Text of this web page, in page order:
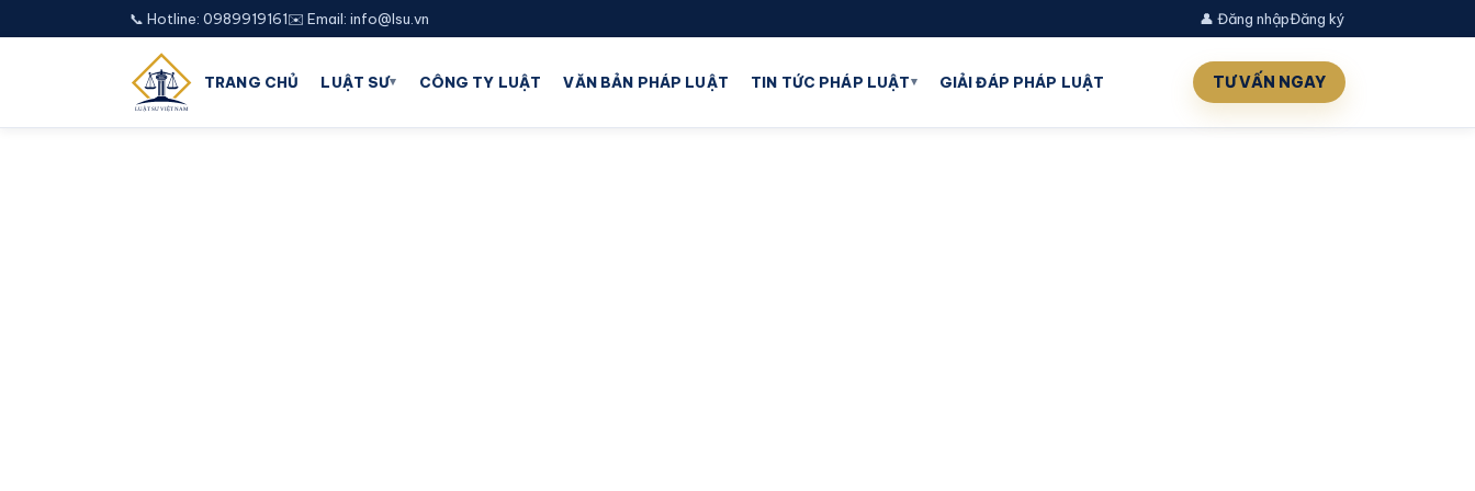
📞 Hotline: 0989919161✉️ Email: info@lsu.vn 👤 Đăng nhậpĐăng ký
TRANG CHỦ LUẬT SƯ▾ CÔNG TY LUẬT VĂN BẢN PHÁP LUẬT TIN TỨC PHÁP LUẬT▾ GIẢI ĐÁP PHÁP LUẬT TƯ VẤN NGAY